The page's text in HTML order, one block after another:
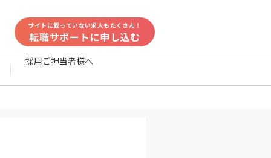
サイトに載っていない求人もたくさん！
転職サポートに申し込む
採用ご担当者様へ